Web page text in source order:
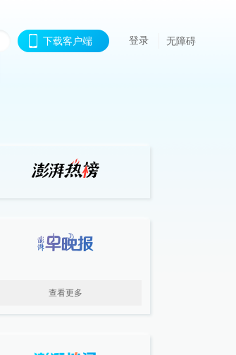
下载客户端 登录 无障碍
查看更多